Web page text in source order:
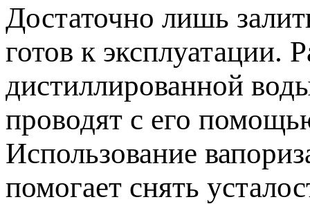
Достаточно лишь
готов к эксплуатации.
дистиллированной
проводят с его
Использование
помогает снять